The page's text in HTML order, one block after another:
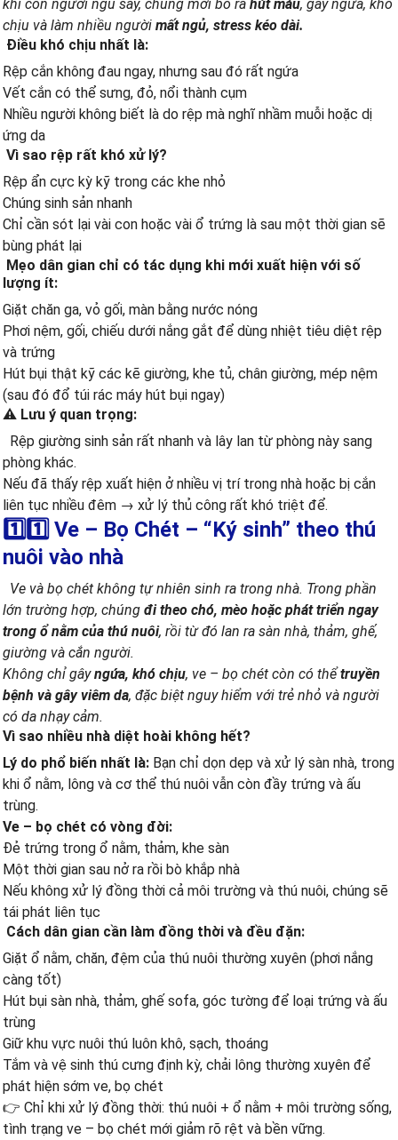
khi con người ngủ say, chúng mới bò rahút máu, gây ngứa, khó
chịu và làm nhiều ngườimất ngủ, stress kéo dài.
Điều khó chịu nhất là:
Rệp cắn không đau ngay, nhưng sau đó rất ngứa
Vết cắn có thể sưng, đỏ, nổi thành cụm
Nhiều người không biết là do rệp mà nghĩ nhầm muỗi hoặc dị
ứng da
Vì sao rệp rất khó xử lý?
Rệp ẩn cực kỳ kỹ trong các khe nhỏ
Chúng sinh sản nhanh
Chỉ cần sót lại vài con hoặc vài ổ trứng là sau một thời gian sẽ
bùng phát lại
Mẹo dân gian chỉ có tác dụng khi mới xuất hiện với số
lượng ít:
Giặt chăn ga, vỏ gối, màn bằng nước nóng
Phơi nệm, gối, chiếu dưới nắng gắt để dùng nhiệt tiêu diệt rệp
và trứng
Hút bụi thật kỹ các kẽ giường, khe tủ, chân giường, mép nệm
(sau đó đổ túi rác máy hút bụi ngay)
⚠️ Lưu ý quan trọng:
Rệp giường sinh sản rất nhanh và lây lan từ phòng này sang
phòng khác.
Nếu đã thấy rệp xuất hiện ở nhiều vị trí trong nhà hoặc bị cắn
liên tục nhiều đêm → xử lý thủ công rất khó triệt để.
1️⃣1️⃣ Ve – Bọ Chét – “Ký sinh” theo thú
nuôi vào nhà
Ve và bọ chét không tự nhiên sinh ra trong nhà. Trong phần
lớn trường hợp, chúngđi theo chó, mèo hoặc phát triển ngay
trong ổ nằm của thú nuôi, rồi từ đó lan ra sàn nhà, thảm, ghế,
giường và cắn người.
Không chỉ gâyngứa, khó chịu, ve – bọ chét còn có thểtruyền
bệnh và gây viêm da, đặc biệt nguy hiểm với trẻ nhỏ và người
có da nhạy cảm.
Vì sao nhiều nhà diệt hoài không hết?
Lý do phổ biến nhất là: Bạn chỉ dọn dẹp và xử lý sàn nhà, trong
khi ổ nằm, lông và cơ thể thú nuôi vẫn còn đầy trứng và ấu
trùng.
Ve – bọ chét có vòng đời:
Đẻ trứng trong ổ nằm, thảm, khe sàn
Một thời gian sau nở ra rồi bò khắp nhà
Nếu không xử lý đồng thời cả môi trường và thú nuôi, chúng sẽ
tái phát liên tục
Cách dân gian cần làm đồng thời và đều đặn:
Giặt ổ nằm, chăn, đệm của thú nuôi thường xuyên (phơi nắng
càng tốt)
Hút bụi sàn nhà, thảm, ghế sofa, góc tường để loại trứng và ấu
trùng
Giữ khu vực nuôi thú luôn khô, sạch, thoáng
Tắm và vệ sinh thú cưng định kỳ, chải lông thường xuyên để
phát hiện sớm ve, bọ chét
👉 Chỉ khi xử lý đồng thời: thú nuôi + ổ nằm + môi trường sống,
tình trạng ve – bọ chét mới giảm rõ rệt và bền vững.